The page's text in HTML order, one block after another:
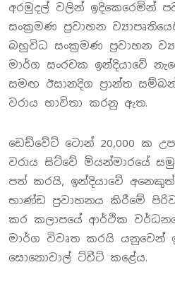
අරමුදල් වලින් ඉදිකෙරෙමින්
සංක්‍රමණ ප්‍රවාහන
බහුවිධ සංක්‍රමණ ප්‍රවාහන
මාර්ග සංරචක ඉන්දියාවේ
සමඟ ඊසානදිග ප්‍රාන්ත
වරාය භාවිතා කරනු ඇත.
ඩෙඩ්වේට් ටොන් 20,000 ක
වරාය සිට්වේ මියන්මාරයේ
පත් කරයි, ඉන්දියාවේ අනෙකුත්
භාණ්ඩ ප්‍රවාහනය කිරීමේ
කර කලාපයේ ආර්ථික
මාර්ග විවෘත කරයි යනුවෙන්
සොනොවාල් ට්වීට් කළේය.